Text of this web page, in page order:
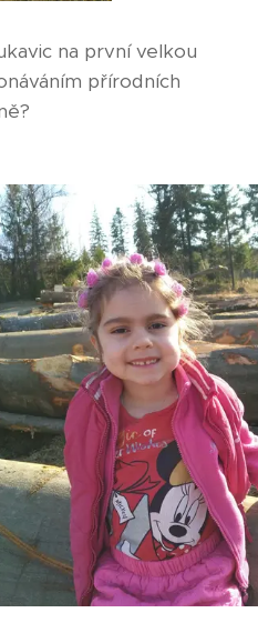
na první velkou
přírodních